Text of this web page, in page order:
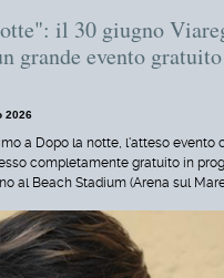
il 30 giugno
grande evento
2026
a Dopo la notte, l'atteso evento
completamente gratuito in
al Beach Stadium (Arena sul